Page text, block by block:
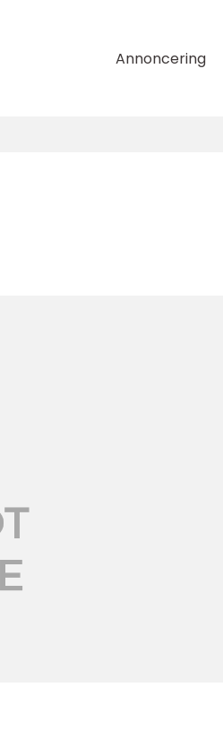
Annoncering